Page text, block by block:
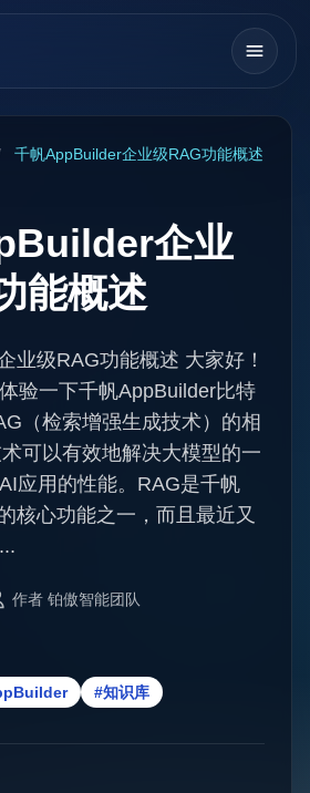
千帆AppBuilder企业级RAG功能概述
企业
能概述
业级RAG功能概述 大家好！
验一下千帆AppBuilder比特
（检索增强生成技术）的相
可以有效地解决大模型的一
应用的性能。RAG是千帆
核心功能之一，而且最近又
作者 铂傲智能团队
#知识库